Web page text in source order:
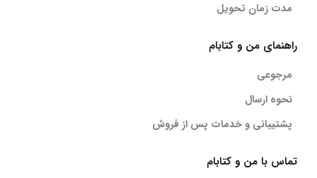
مدت زمان تحویل
راهنمای من و کتابام
مرجوعی
نحوه ارسال
پشتیبانی و خدمات پس از فروش
تماس با من و کتابام